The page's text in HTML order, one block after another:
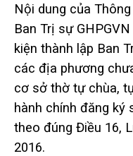
Nội dung của
Ban Trị sự
kiện thành lập Ban
các địa phương
cơ sở thờ tự chùa,
hành chính đăng ký
theo đúng Điều 16,
2016.